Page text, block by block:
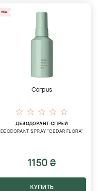
NEW
Corpus
ДЕЗОДОРАНТ-СПРЕЙ
DEODORANT SPRAY "CEDAR FLORA"
1150 ₴
КУПИТЬ